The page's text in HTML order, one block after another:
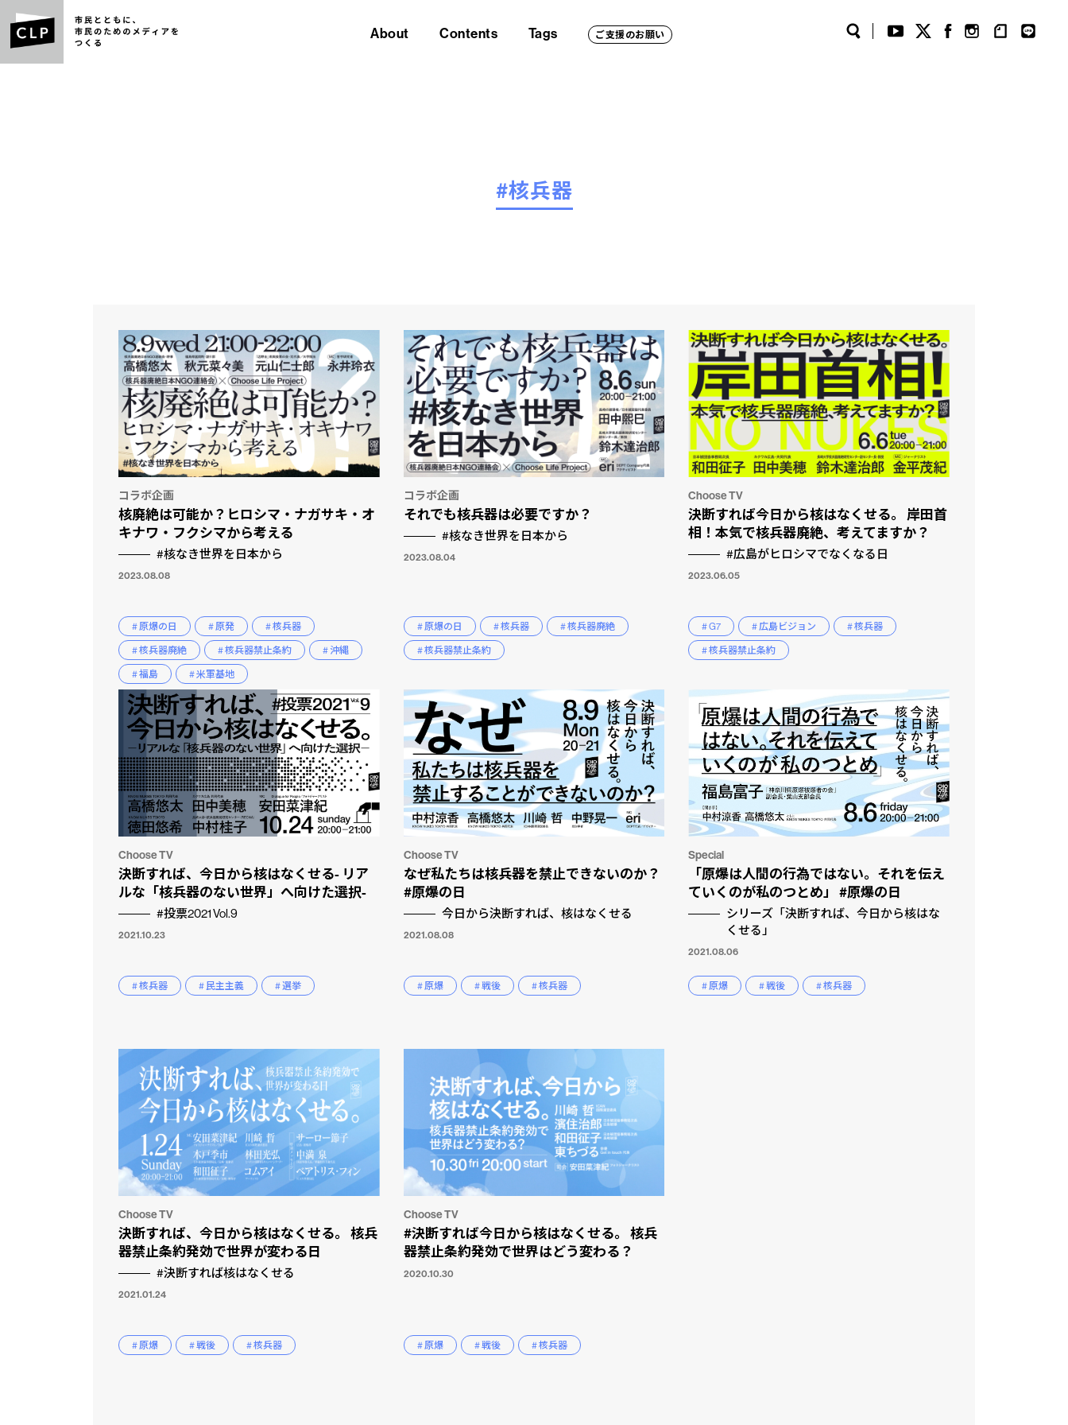
About Contents Tags ご支援のお願い
#核兵器
コラボ企画
核廃絶は可能か？ヒロシマ・ナガサキ・オ
キナワ・フクシマから考える
#核なき世界を日本から
2023.08.08
# 原爆の日 # 原発
# 核兵器
# 核兵器廃絶
# 核兵器禁止条約
# 沖縄
# 福島
# 米軍基地
コラボ企画
それでも核兵器は必要ですか？
#核なき世界を日本から
2023.08.04
# 原爆の日 # 核兵器
# 核兵器廃絶
# 核兵器禁止条約
Choose TV
決断すれば今日から核はなくせる。 岸田首
相！本気で核兵器廃絶、考えてますか？
#広島がヒロシマでなくなる日
2023.06.05
# G7 # 広島ビジョン
# 核兵器
# 核兵器禁止条約
Choose TV
決断すれば、今日から核はなくせる- リア
ルな「核兵器のない世界」へ向けた選択-
#投票2021 Vol.9
2021.10.23
# 核兵器 # 民主主義 # 選挙
Choose TV
なぜ私たちは核兵器を禁止できないのか？
#原爆の日
今日から決断すれば、核はなくせる
2021.08.08
# 原爆 # 戦後 # 核兵器
Special
「原爆は人間の行為ではない。それを伝え
ていくのが私のつとめ」 #原爆の日
シリーズ「決断すれば、今日から核はな
くせる」
2021.08.06
# 原爆 # 戦後 # 核兵器
Choose TV
決断すれば、今日から核はなくせる。 核兵
器禁止条約発効で世界が変わる日
#決断すれば核はなくせる
2021.01.24
# 原爆 # 戦後 # 核兵器
Choose TV
#決断すれば今日から核はなくせる。 核兵
器禁止条約発効で世界はどう変わる？
2020.10.30
# 原爆 # 戦後 # 核兵器